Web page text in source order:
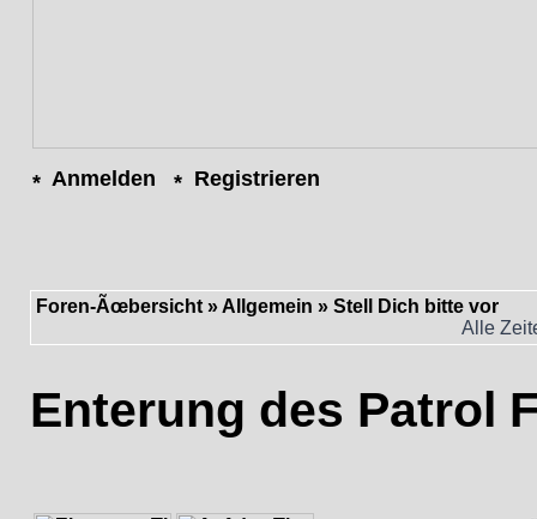
Anmelden Registrieren
Foren-Ãœbersicht » Allgemein » Stell Dich bitte vor
Alle
Enterung des Patrol